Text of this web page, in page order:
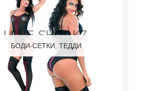
БОДИ-СЕТКИ, ТЕДДИ